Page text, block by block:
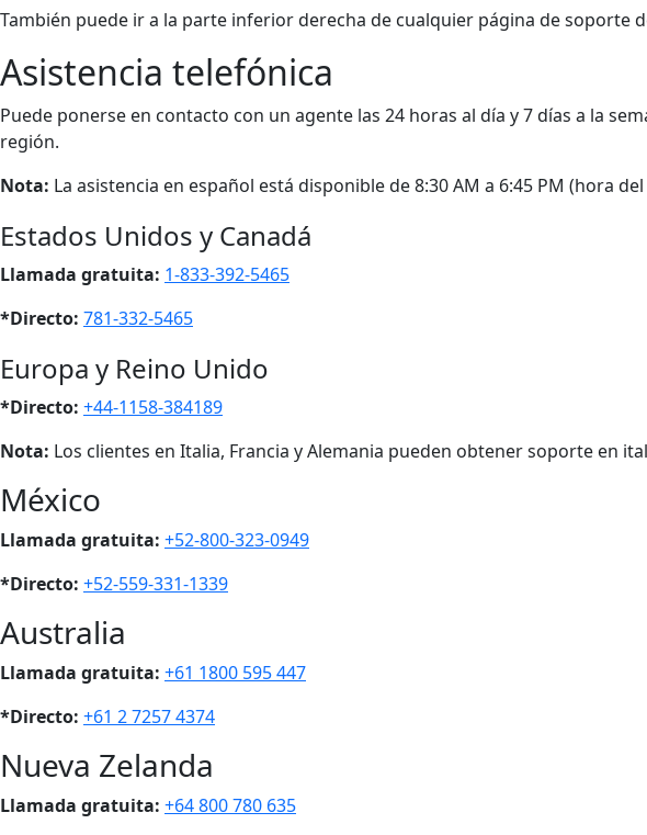
También puede ir a la parte inferior derecha de cualquier página de soporte
Asistencia telefónica
Puede ponerse en contacto con un agente las 24 horas al día y 7 días a la
región.
Nota: La asistencia en español está disponible de 8:30 AM a 6:45 PM (hora
Estados Unidos y Canadá
Llamada gratuita: 1-833-392-5465
*Directo: 781-332-5465
Europa y Reino Unido
*Directo: +44-1158-384189
Nota: Los clientes en Italia, Francia y Alemania pueden obtener soporte en
México
Llamada gratuita: +52-800-323-0949
*Directo: +52-559-331-1339
Australia
Llamada gratuita: +61 1800 595 447
*Directo: +61 2 7257 4374
Nueva Zelanda
Llamada gratuita: +64 800 780 635